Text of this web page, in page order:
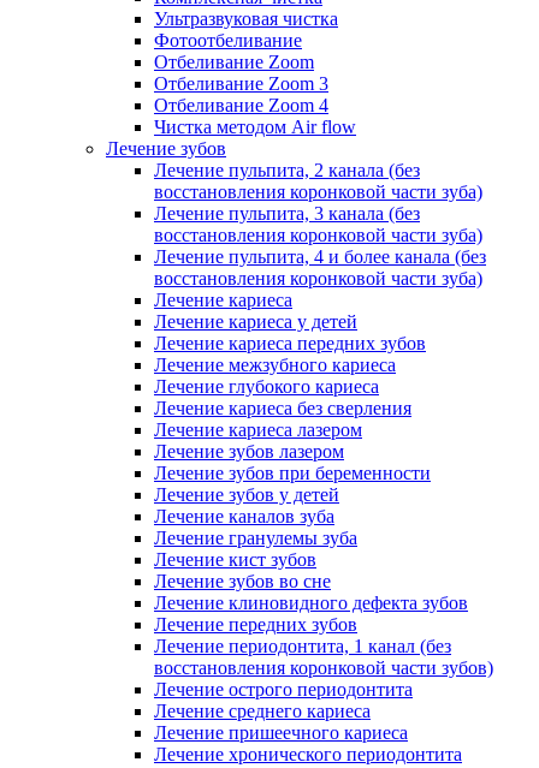
Ультразвуковая чистка
Фотоотбеливание
Отбеливание Zoom
Отбеливание Zoom 3
Отбеливание Zoom 4
Чистка методом Air flow
Лечение зубов
Лечение пульпита, 2 канала (без
восстановления коронковой части зуба)
Лечение пульпита, 3 канала (без
восстановления коронковой части зуба)
Лечение пульпита, 4 и более канала (без
восстановления коронковой части зуба)
Лечение кариеса
Лечение кариеса у детей
Лечение кариеса передних зубов
Лечение межзубного кариеса
Лечение глубокого кариеса
Лечение кариеса без сверления
Лечение кариеса лазером
Лечение зубов лазером
Лечение зубов при беременности
Лечение зубов у детей
Лечение каналов зуба
Лечение гранулемы зуба
Лечение кист зубов
Лечение зубов во сне
Лечение клиновидного дефекта зубов
Лечение передних зубов
Лечение периодонтита, 1 канал (без
восстановления коронковой части зубов)
Лечение острого периодонтита
Лечение среднего кариеса
Лечение пришеечного кариеса
Лечение хронического периодонтита